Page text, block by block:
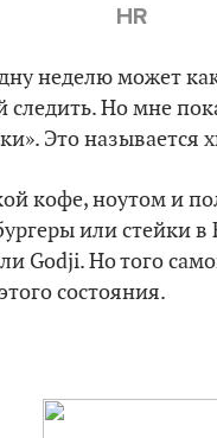
HR
неделю может
следить. Но мне
Это называется
кофе, ноутом и
или стейки
Но того
состояния.